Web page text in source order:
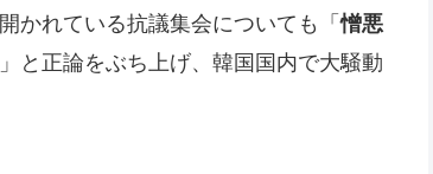
かれている抗議集会についても「憎悪
」と正論をぶち上げ、韓国国内で大騒動